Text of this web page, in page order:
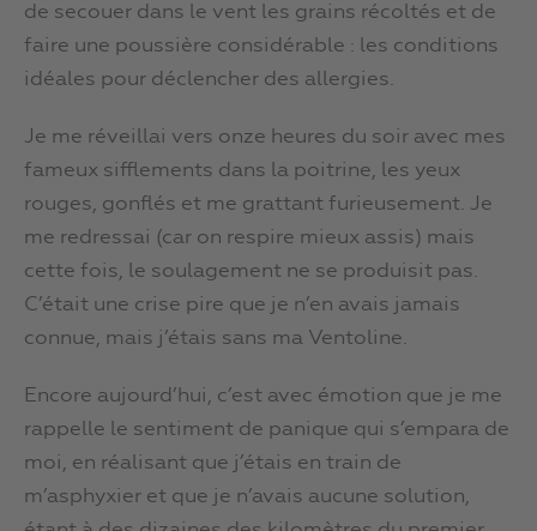
de secouer dans le vent les grains récoltés et de
faire une poussière considérable : les conditions
idéales pour déclencher des allergies.
Je me réveillai vers onze heures du soir avec mes
fameux sifflements dans la poitrine, les yeux
rouges, gonflés et me grattant furieusement. Je
me redressai (car on respire mieux assis) mais
cette fois, le soulagement ne se produisit pas.
C’était une crise pire que je n’en avais jamais
connue, mais j’étais sans ma Ventoline.
Encore aujourd’hui, c’est avec émotion que je me
rappelle le sentiment de panique qui s’empara de
moi, en réalisant que j’étais en train de
m’asphyxier et que je n’avais aucune solution,